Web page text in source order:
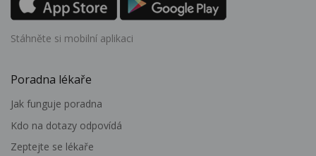
Stáhněte si mobilní aplikaci
Poradna lékaře
Jak funguje poradna
Kdo na dotazy odpovídá
Zeptejte se lékaře